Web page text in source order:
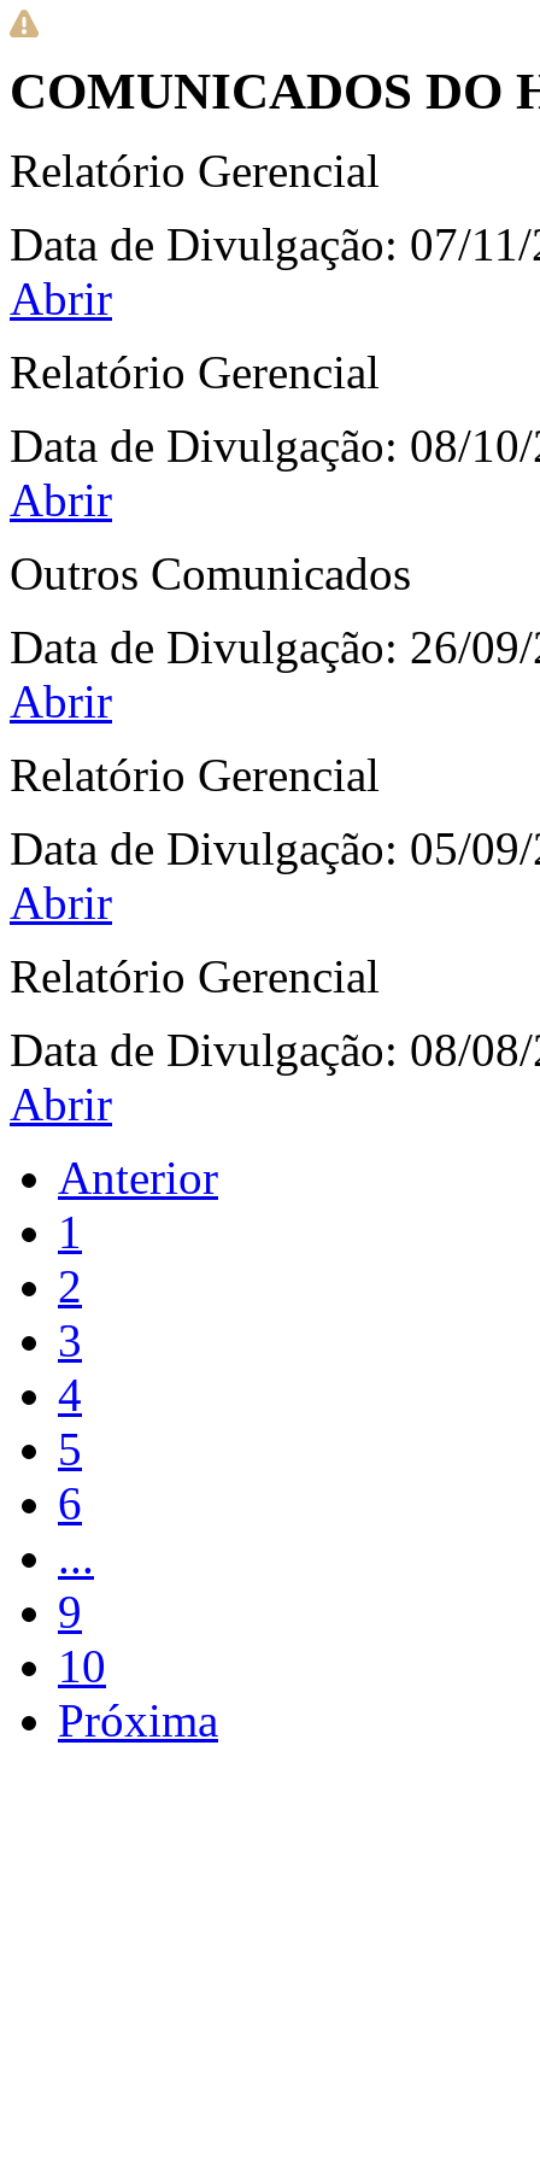
COMUNICADOS DO
Relatório Gerencial
Data de Divulgação: 07/
Abrir
Relatório Gerencial
Data de Divulgação: 08/
Abrir
Outros Comunicados
Data de Divulgação: 26/
Abrir
Relatório Gerencial
Data de Divulgação: 05/
Abrir
Relatório Gerencial
Data de Divulgação: 08/
Abrir
Anterior
1
2
3
4
5
6
...
9
10
Próxima